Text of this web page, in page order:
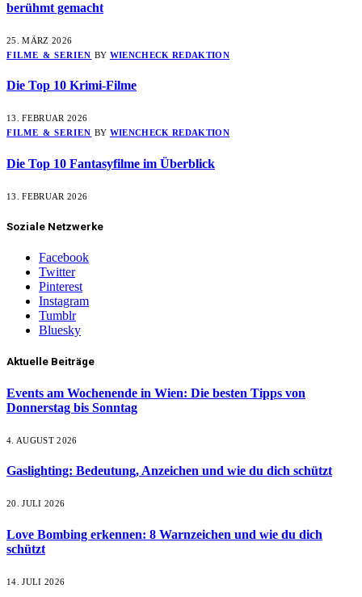
berühmt gemacht
25. MÄRZ 2026
FILME & SERIEN BY WIENCHECK REDAKTION
Die Top 10 Krimi-Filme
13. FEBRUAR 2026
FILME & SERIEN BY WIENCHECK REDAKTION
Die Top 10 Fantasyfilme im Überblick
13. FEBRUAR 2026
Soziale Netzwerke
Facebook
Twitter
Pinterest
Instagram
Tumblr
Bluesky
Aktuelle Beiträge
Events am Wochenende in Wien: Die besten Tipps von
Donnerstag bis Sonntag
4. AUGUST 2026
Gaslighting: Bedeutung, Anzeichen und wie du dich schützt
20. JULI 2026
Love Bombing erkennen: 8 Warnzeichen und wie du dich
schützt
14. JULI 2026